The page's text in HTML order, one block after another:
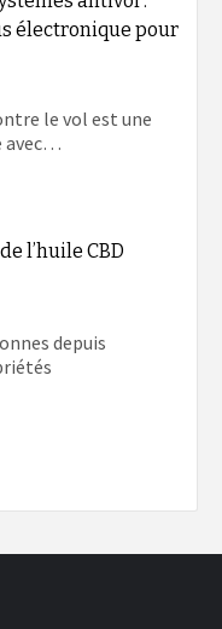
électronique pour
le vol est une
avec…
l’huile CBD
depuis